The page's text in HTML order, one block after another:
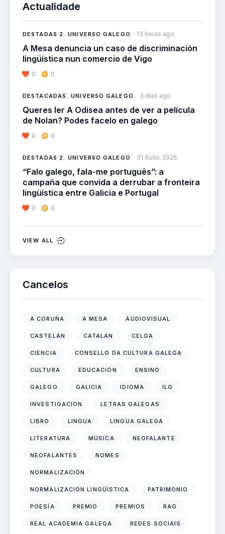
Actualidade
DESTADAS 2,UNIVERSO GALEGO 13 horas ago
A Mesa denuncia un caso de discriminación
lingüística nun comercio de Vigo
0 0
DESTACADAS ,UNIVERSO GALEGO 3 días ago
Queres ler A Odisea antes de ver a película
de Nolan? Podes facelo en galego
0 0
DESTADAS 2,UNIVERSO GALEGO 31 Xullo, 2026
“Falo galego, fala-me português”: a
campaña que convida a derrubar a fronteira
lingüística entre Galicia e Portugal
0 0
VIEW ALL
Cancelos
A CORUÑA A MESA AUDIOVISUAL
CASTELÁN CATALÁN CELGA
CIENCIA CONSELLO DA CULTURA GALEGA
CULTURA EDUCACIÓN ENSINO
GALEGO GALICIA IDIOMA ILG
INVESTIGACIÓN LETRAS GALEGAS
LIBRO LINGUA LINGUA GALEGA
LITERATURA MÚSICA NEOFALANTE
NEOFALANTES NOMES
NORMALIZACIÓN
NORMALIZACIÓN LINGÜÍSTICA PATRIMONIO
POESÍA PREMIO PREMIOS RAG
REAL ACADEMIA GALEGA REDES SOCIAIS